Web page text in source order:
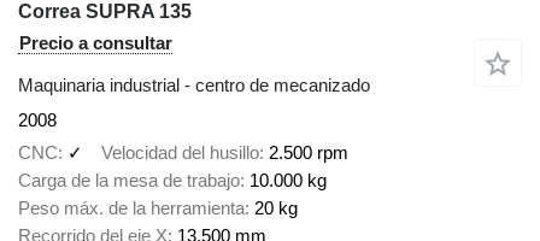
Correa SUPRA 135
Precio a consultar
Maquinaria industrial - centro de mecanizado
2008
CNC
✓ Velocidad del husillo 2.500 rpm
Carga de la mesa de trabajo 10.000 kg
Peso máx. de la herramienta 20 kg
Recorrido del eje X 13.500 mm